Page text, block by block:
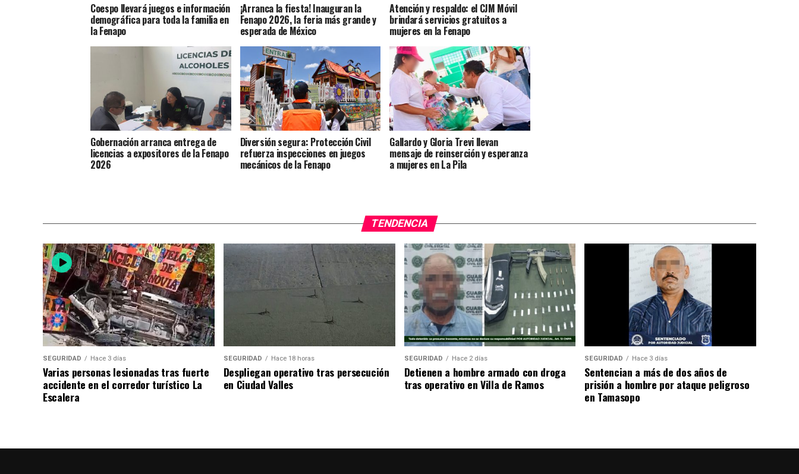
Coespo llevará juegos e información
demográfica para toda la familia en
la Fenapo
¡Arranca la fiesta! Inauguran la
Fenapo 2026, la feria más grande y
esperada de México
Atención y respaldo: el CJM Móvil
brindará servicios gratuitos a
mujeres en la Fenapo
Gobernación arranca entrega de
licencias a expositores de la Fenapo
2026
Diversión segura: Protección Civil
refuerza inspecciones en juegos
mecánicos de la Fenapo
Gallardo y Gloria Trevi llevan
mensaje de reinserción y esperanza
a mujeres en La Pila
TENDENCIA
SEGURIDAD Hace 3 días
Varias personas lesionadas tras fuerte
accidente en el corredor turístico La
Escalera
SEGURIDAD Hace 18 horas
Despliegan operativo tras persecución
en Ciudad Valles
SEGURIDAD Hace 2 días
Detienen a hombre armado con droga
tras operativo en Villa de Ramos
SEGURIDAD Hace 3 días
Sentencian a más de dos años de
prisión a hombre por ataque peligroso
en Tamasopo